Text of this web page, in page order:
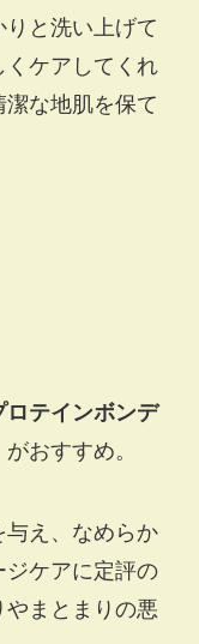
と洗い上げて
くケアしてくれ
な地肌を保て
ロテインボンデ
がおすすめ。
え、なめらか
ジケアに定評の
まとまりの悪